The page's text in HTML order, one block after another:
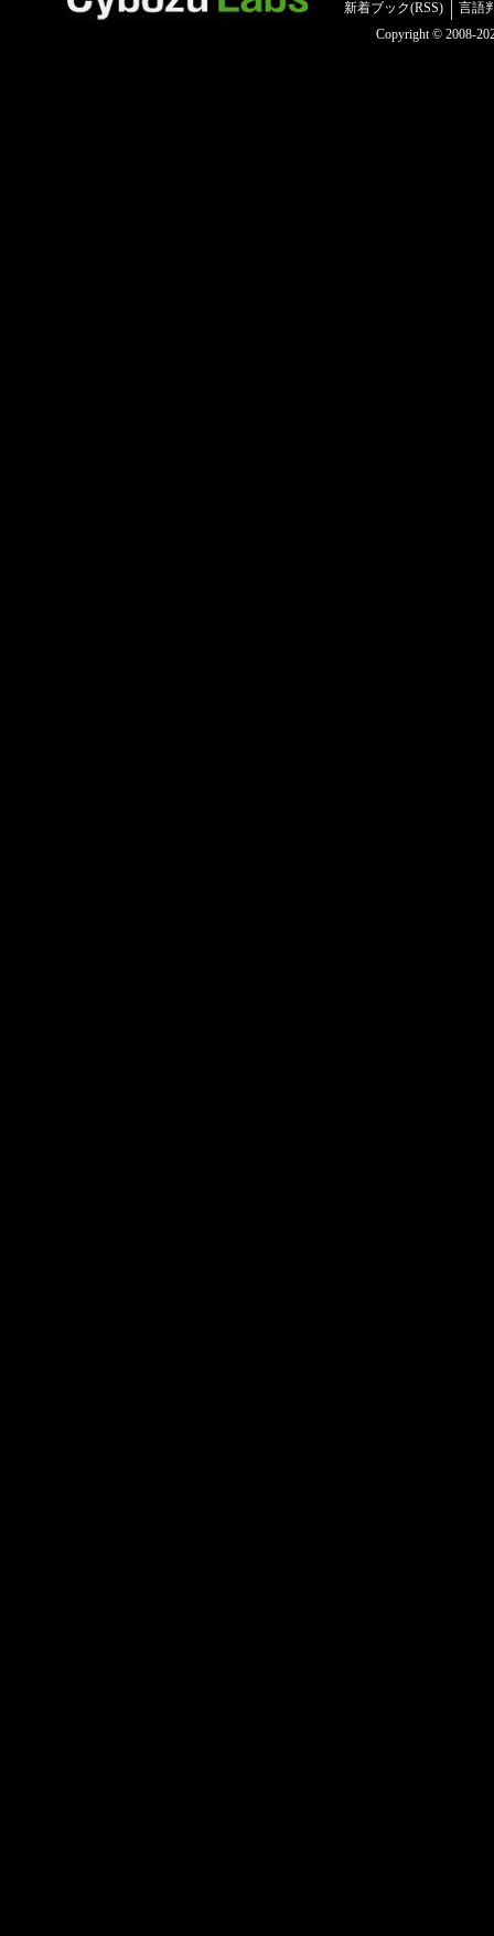
新着ブック(RSS)
言語
Copyright © 2008-